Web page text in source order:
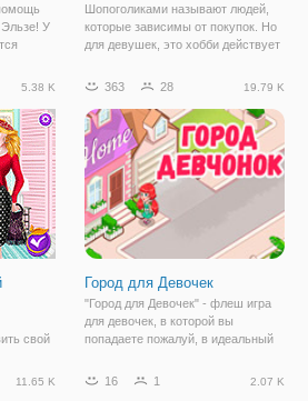
Эльзе! У
Шопоголиками называют людей,
которые зависимы от покупок. Но
для девушек, это хобби действует
подружки отправились на
колоритные ткани, гармоничные и
светлые
5.38 K
свой
363 28 19.79 K
Город для Девочек
"Город для Девочек" - флеш игра
для девочек, в которой вы
попадаете пожалуй, в идеальный
магазинов одежды, салонов
11.65 K 16 1 2.07 K